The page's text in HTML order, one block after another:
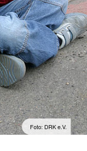
Foto: DRK e.V.